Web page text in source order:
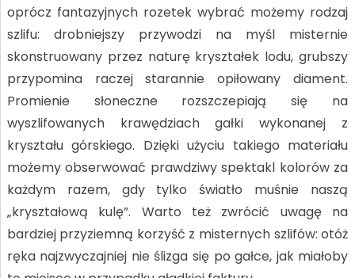
oprócz fantazyjnych rozetek wybrać możemy rodzaj
szlifu: drobniejszy przywodzi na myśl misternie
skonstruowany przez naturę kryształek lodu, grubszy
przypomina raczej starannie opiłowany diament.
Promienie słoneczne rozszczepiają się na
wyszlifowanych krawędziach gałki wykonanej z
kryształu górskiego. Dzięki użyciu takiego materiału
możemy obserwować prawdziwy spektakl kolorów za
każdym razem, gdy tylko światło muśnie naszą
„kryształową kulę”. Warto też zwrócić uwagę na
bardziej przyziemną korzyść z misternych szlifów: otóż
ręka najzwyczajniej nie ślizga się po gałce, jak miałoby